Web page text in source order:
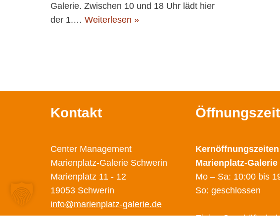
Galerie. Zwischen 10 und 18 Uhr lädt hier
der 1.… Weiterlesen »
Kontakt
Center Management
Marienplatz-Galerie Schwerin
Marienplatz 11 - 12
19053 Schwerin
info@marienplatz-galerie.de
Marienplatz-
Mo – Sa: 10:00 bis
So: geschlossen
Einige Geschäfte